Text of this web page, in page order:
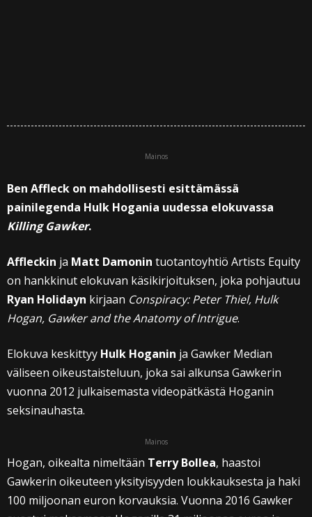
Mainos
Ben Affleck on mahdollisesti esittämässä
painilegenda Hulk Hogania uudessa elokuvassa
Killing Gawker.
Affleckin ja Matt Damonin tuotantoyhtiö Artists Equity
on hankkinut elokuvan käsikirjoituksen, joka pohjautuu
Ryan Holidayn kirjaan Conspiracy: Peter Thiel, Hulk
Hogan, Gawker and the Anatomy of Intrigue.
Elokuva keskittyy Hulk Hoganin ja Gawker Median
väliseen oikeustaisteluun, joka sai alkunsa Gawkerin
vuonna 2012 julkaisemasta videopätkästä Hoganin
seksinauhasta.
Mainos
Hogan, oikealta nimeltään Terry Bollea, haastoi
Gawkerin oikeuteen yksityisyyden loukkauksesta ja haki
100 miljoonan euron korvauksia. Vuonna 2016 Gawker